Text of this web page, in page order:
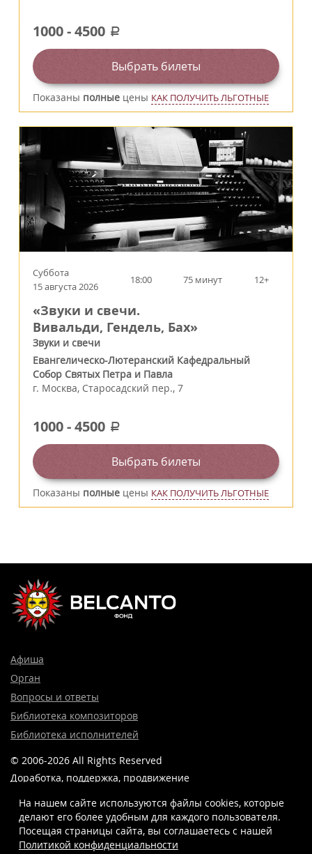
1000-4500 a
Выбрать билеты
Показаны полные цены КАК ПОЛУЧИТЬ ЛЬГОТНЫЕ
Суббота
15 августа 2026
18:00 75 минут 12+
«Звуки и свечи.
Вивальди, Гендель, Бах»
Звуки и свечи
Евангелическо-Лютеранский Кафедральный
Собор Святых Петра и Павла
г. Москва, Старосадский пер., 7
1000-4500 a
Выбрать билеты
Показаны полные цены КАК ПОЛУЧИТЬ ЛЬГОТНЫЕ
Афиша
Орган
Вопросы и ответы
Библиотека композиторов
Библиотека исполнителей
© 2006-2026 All Rights Reserved
Доработка, поддержка, продвижение
На нашем сайте используются файлы cookies, которые
делают его более удобным для каждого пользователя.
Посещая страницы сайта, вы соглашаетесь c нашей
Политикой конфиденциальности